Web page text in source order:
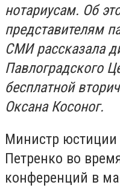
нотариусам. Об
представителям
СМИ рассказала
Павлоградского
бесплатной
Оксана Косоног.
Министр
Петренко во
конференций в